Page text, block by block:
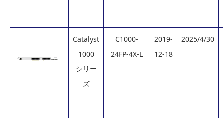
Catalyst
1000
シリー
ズ
C1000-
24FP-4X-L
2019-
12-18
2025/4/30